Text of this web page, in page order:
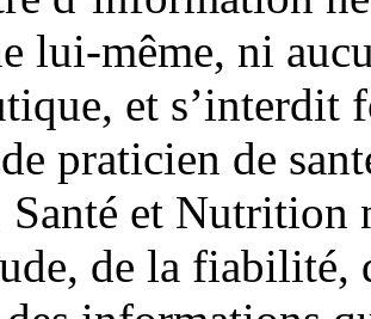
lui-même, ni
et s’interdit
praticien de
et Nutrition
de la fiabilité,